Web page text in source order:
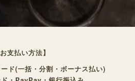
お支払い方法】
ド(一括・分割・ボーナス払い)